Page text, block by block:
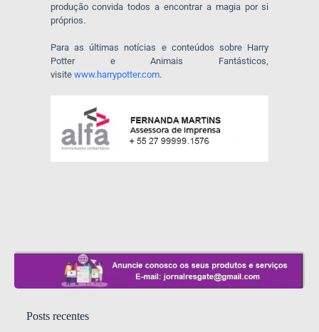
produção convida todos a encontrar a magia por si
próprios.
Para as últimas notícias e conteúdos sobre Harry
Potter e Animais Fantásticos,
visite www.harrypotter.com.
Posts recentes